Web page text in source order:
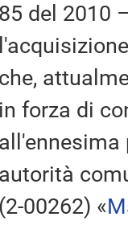
85 del 2010
che,
in forza di
all'ennesima
autorità
(2-00262) «